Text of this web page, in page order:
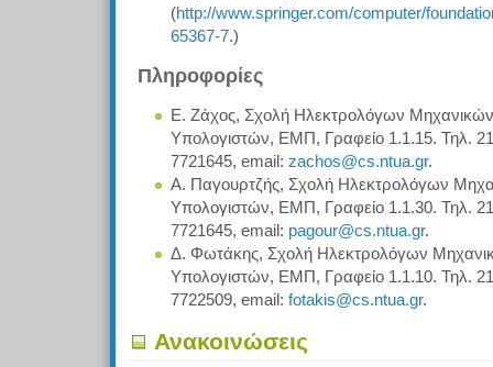
(http://www.springer.com/computer/
65367-7.)
Πληροφορίες
Ε. Ζάχος, Σχολή Ηλεκτρολόγων
Υπολογιστών, ΕΜΠ, Γραφείο 1.1.15. Τηλ.
7721645, email: zachos@cs.ntua.gr.
Α. Παγουρτζής, Σχολή Ηλεκτρολόγων
Υπολογιστών, ΕΜΠ, Γραφείο 1.1.30. Τηλ.
7721645, email: pagour@cs.ntua.gr.
Δ. Φωτάκης, Σχολή Ηλεκτρολόγων
Υπολογιστών, ΕΜΠ, Γραφείο 1.1.10. Τηλ.
7722509, email: fotakis@cs.ntua.gr.
Ανακοινώσεις